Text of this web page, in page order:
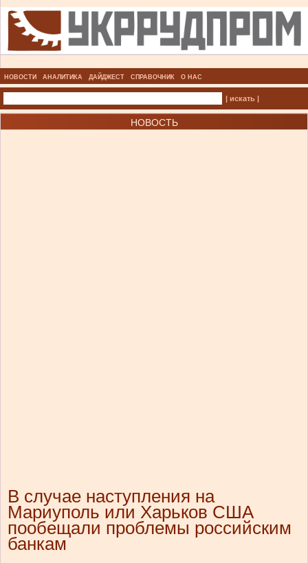
НОВОСТИ АНАЛИТИКА ДАЙДЖЕСТ СПРАВОЧНИК О НАС
| искать |
НОВОСТЬ
В случае наступления на
Мариуполь или Харьков США
пообещали проблемы российским
банкам